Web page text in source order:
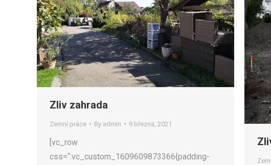
Zliv zahrada
Zemní práce By admin 9 března, 2021
[vc_row
css=“.vc_custom_1609609873366{padding-